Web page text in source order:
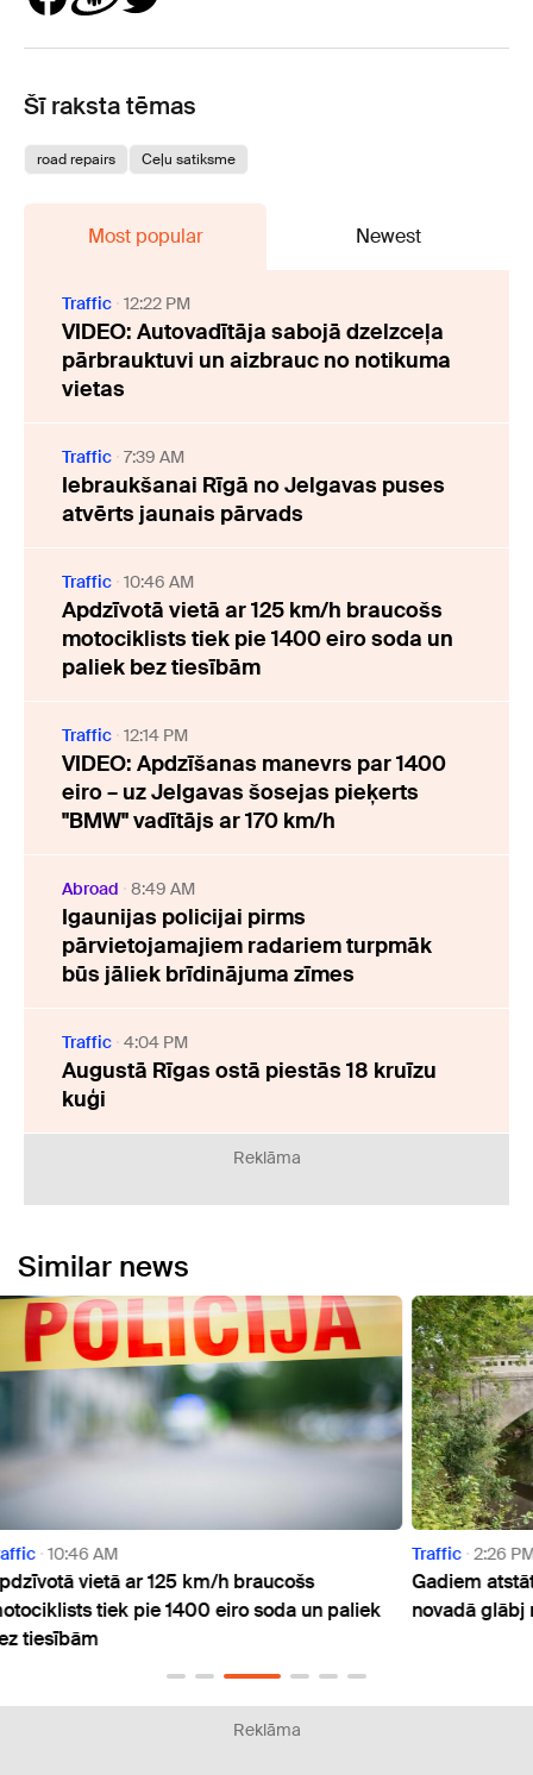
Šī raksta tēmas
road repairs Ceļu satiksme
Most popular Newest
Traffic 12:22 PM
VIDEO: Autovadītāja sabojā dzelzceļa
pārbrauktuvi un aizbrauc no notikuma
vietas
Traffic 7:39 AM
Iebraukšanai Rīgā no Jelgavas puses
atvērts jaunais pārvads
Traffic 10:46 AM
Apdzīvotā vietā ar 125 km/h braucošs
motociklists tiek pie 1400 eiro soda un
paliek bez tiesībām
Traffic 12:14 PM
VIDEO: Apdzīšanas manevrs par 1400
eiro – uz Jelgavas šosejas pieķerts
"BMW" vadītājs ar 170 km/h
Abroad 8:49 AM
Igaunijas policijai pirms
pārvietojamajiem radariem turpmāk
būs jāliek brīdinājuma zīmes
Traffic 4:04 PM
Augustā Rīgas ostā piestās 18 kruīzu
kuģi
Reklāma
Similar news
Traffic
Gadiem atstāti novārtā un bīstami: Valmieras
novadā glābj nolietotos tiltus
Rīgā
Reklāma